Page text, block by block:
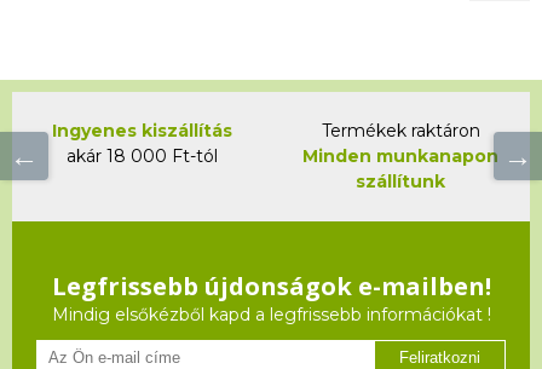
Ingyenes kiszállítás
akár 18 000 Ft-tól
Termékek raktáron
Minden munkanapon
szállítunk
Legfrissebb újdonságok e-mailben!
Mindig elsőkézből kapd a legfrissebb információkat !
Feliratkozni